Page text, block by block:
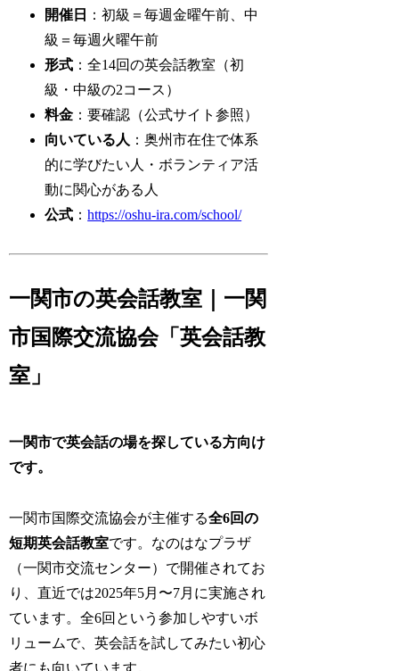
開催日
：初級＝毎週金曜午前、中
級＝毎週火曜午前
形式 ：全14回の英会話教室（初
級・中級の2コース）
料金 ：要確認（公式サイト参照）
向いている人 ：奥州市在住で体系
的に学びたい人・ボランティア活
動に関心がある人
公式 ：https://oshu-ira.com/school/
一関市の英会話教室｜一関
市国際交流協会「英会話教
室」
一関市で英会話の場を探している方向け
です。
一関市国際交流協会が主催する全6回の
短期英会話教室です。なのはなプラザ
（一関市交流センター）で開催されてお
り、直近では2025年5月〜7月に実施され
ています。全6回という参加しやすいボ
リュームで、英会話を試してみたい初心